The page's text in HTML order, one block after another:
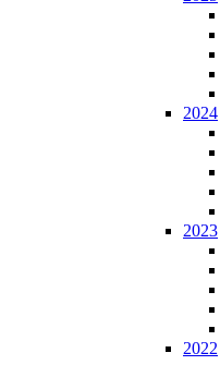
2024
2023
2022